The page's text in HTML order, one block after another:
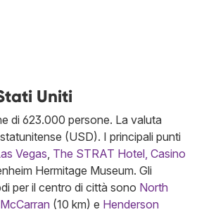
Uniti
di 623.000 persone. La valuta
(USD). I principali punti
Vegas The STRAT Hotel, Casino
Hermitage Museum. Gli
per il centro di città sono North
McCarran (10 km) e Henderson